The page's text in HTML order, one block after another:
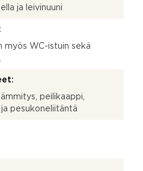
ja leivinuuni
myös WC-istuin sekä
peilikaappi,
pesukoneliitäntä